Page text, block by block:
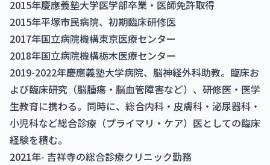
2015年慶應義塾大学医学部卒業・医師免許取得
2015年平塚市民病院、初期臨床研修医
2017年国立病院機構東京医療センター
2018年国立病院機構栃木医療センター
2019-2022年慶應義塾大学病院、脳神経外科助教。臨床お
よび臨床研究（脳腫瘍・脳血管障害など）、研修医・医学
生教育に携わる。同時に、総合内科・皮膚科・泌尿器科・
小児科など総合診療（プライマリ・ケア）医としての臨床
経験を積む。
2021年- 吉祥寺の総合診療クリニック勤務